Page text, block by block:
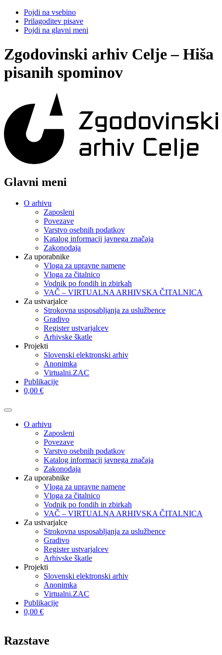
Pojdi na vsebino
Prilagoditev pisave
Pojdi na glavni meni
Zgodovinski arhiv Celje – Hiša
pisanih spominov
Glavni meni
O arhivu
Zaposleni
Povezave
Varstvo osebnih podatkov
Katalog informacij javnega značaja
Zakonodaja
Za uporabnike
Vloga za upravne namene
Vloga za čitalnico
Vodnik po fondih in zbirkah
VAČ – VIRTUALNA ARHIVSKA ČITALNICA
Za ustvarjalce
Strokovna usposabljanja za uslužbence
Gradivo
Register ustvarjalcev
Arhivske škatle
Projekti
Slovenski elektronski arhiv
Anonimka
Virtualni.ZAC
Publikacije
0,00 €
O arhivu
Zaposleni
Povezave
Varstvo osebnih podatkov
Katalog informacij javnega značaja
Zakonodaja
Za uporabnike
Vloga za upravne namene
Vloga za čitalnico
Vodnik po fondih in zbirkah
VAČ – VIRTUALNA ARHIVSKA ČITALNICA
Za ustvarjalce
Strokovna usposabljanja za uslužbence
Gradivo
Register ustvarjalcev
Arhivske škatle
Projekti
Slovenski elektronski arhiv
Anonimka
Virtualni.ZAC
Publikacije
0,00 €
Razstave